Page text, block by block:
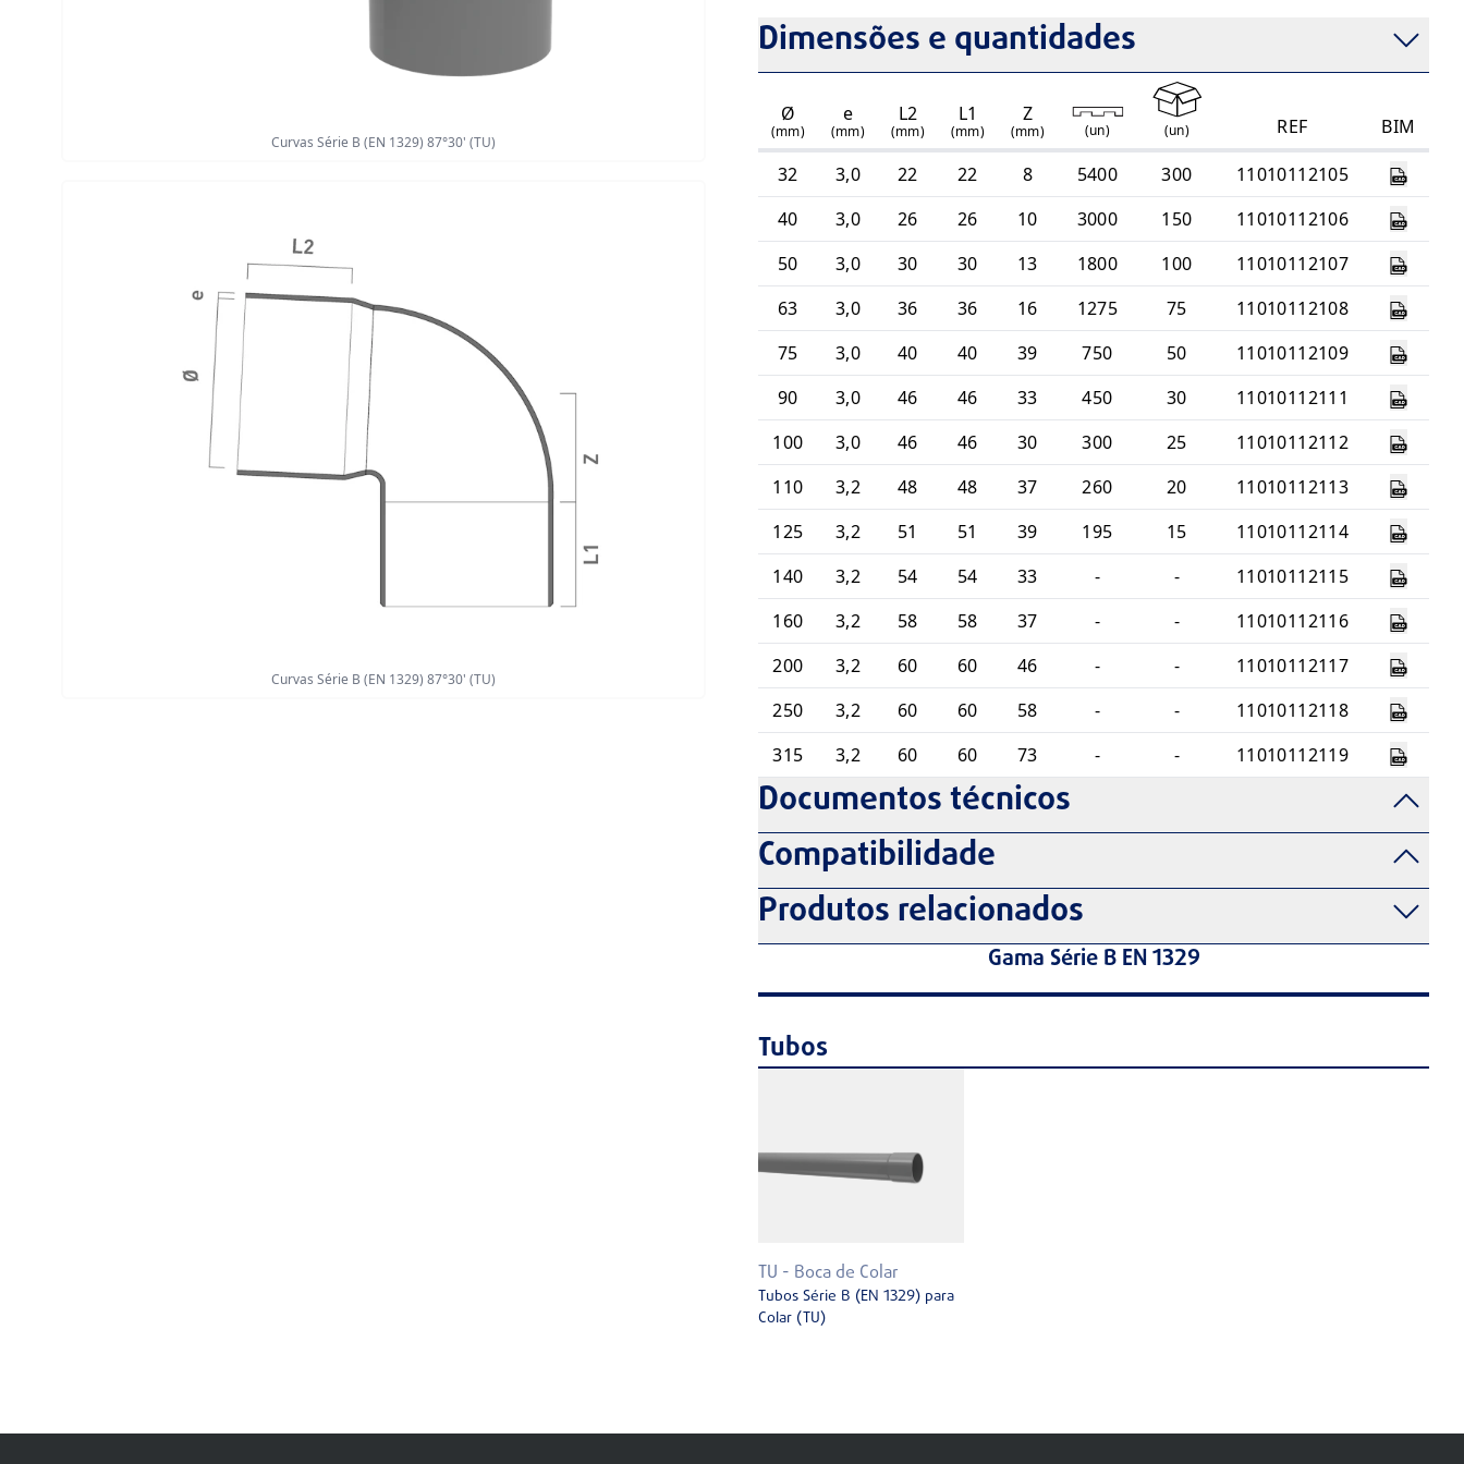
Curvas Série B (EN 1329) 87°30' (TU)
Curvas Série B (EN 1329) 87°30' (TU)
Dimensões e quantidades
Ø
(mm)
e
(mm)
L2
(mm)
L1
(mm)
Z
(mm) (un) (un) REF
BIM
32
3,0 22 22 8 5400 300
11010112105
40
3,0 26 26 10 3000 150
11010112106
50
3,0 30 30 13 1800 100
11010112107
63
3,0 36 36 16 1275 75
11010112108
75
3,0 40 40 39 750 50
11010112109
90
3,0 46 46 33 450 30
11010112111
100
3,0 46 46 30 300 25
11010112112
110
3,2 48 48 37 260 20
11010112113
125
3,2 51 51 39 195 15
11010112114
140
3,2 54 54 33 - -
11010112115
160
3,2 58 58 37 - -
11010112116
200
3,2 60 60 46 - -
11010112117
250
3,2 60 60 58 - -
11010112118
315
3,2 60 60 73 - - 11010112119
Documentos técnicos
Compatibilidade
Produtos relacionados
Gama Série B EN 1329
Tubos
TU - Boca de Colar
Tubos Série B (EN 1329) para
Colar (TU)